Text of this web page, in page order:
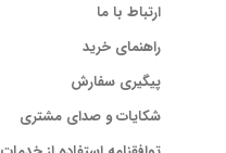
ارتباط با ما
راهنمای خرید
پیگیری سفارش
شکایات و صدای مشتری